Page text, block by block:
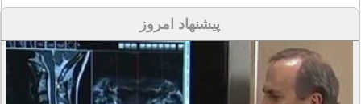
پیشنهاد امروز